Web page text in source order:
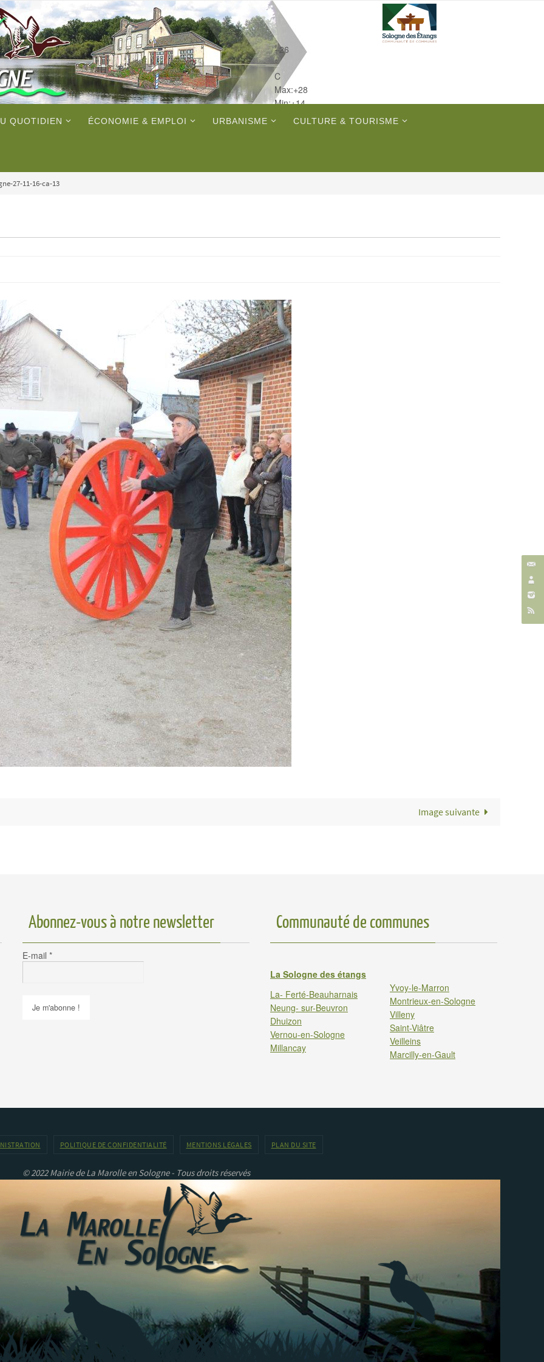
+26
°
C
Max:+28
Min:+14
QUOTIDIEN ÉCONOMIE & EMPLOI URBANISME CULTURE & TOURISME
27-11-16-ca-13
Image suivante
Abonnez-vous à notre newsletter
E-mail *
Communauté de communes
La Sologne des étangs
La- Ferté-Beauharnais
Neung- sur-Beuvron
Dhuizon
Vernou-en-Sologne
Millancay
Yvoy-le-Marron
Montrieux-en-Sologne
Villeny
Saint-Viâtre
Veilleins
Marcilly-en-Gault
POLITIQUE DE CONFIDENTIALITÉ MENTIONS LÉGALES PLAN DU SITE
© 2022 Mairie de La Marolle en Sologne - Tous droits réservés